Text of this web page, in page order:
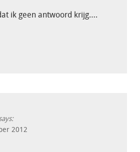
ik geen antwoord krijg….
2012